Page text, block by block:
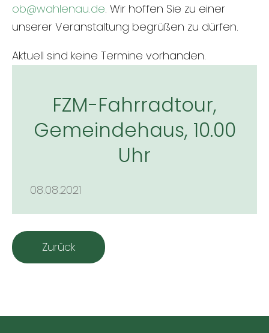
ob@wahlenau.de. Wir hoffen Sie zu einer
unserer Veranstaltung begrüßen zu dürfen.
Aktuell sind keine Termine vorhanden.
FZM-Fahrradtour,
Gemeindehaus, 10.00
Uhr
08.08.2021
Zurück